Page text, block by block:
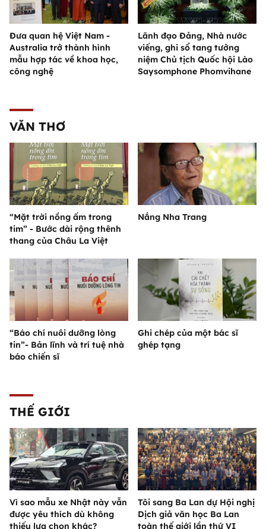
Đưa quan hệ Việt Nam -
Australia trở thành hình
mẫu hợp tác về khoa học,
công nghệ
Lãnh đạo Đảng, Nhà nước
viếng, ghi sổ tang tưởng
niệm Chủ tịch Quốc hội Lào
Saysomphone Phomvihane
VĂN THƠ
“Mặt trời nồng ấm trong
tim” - Bước dài rộng thênh
thang của Châu La Việt
Nắng Nha Trang
“Báo chí nuôi dưỡng lòng
tin”- Bản lĩnh và trí tuệ nhà
báo chiến sĩ
Ghi chép của một bác sĩ
ghép tạng
THẾ GIỚI
Vì sao mẫu xe Nhật này vẫn
được yêu thích dù không
thiếu lựa chọn khác?
Tôi sang Ba Lan dự Hội nghị
Dịch giả văn học Ba Lan
toàn thế giới lần thứ VI